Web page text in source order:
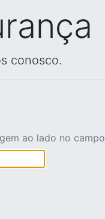
conosco.
ao lado no